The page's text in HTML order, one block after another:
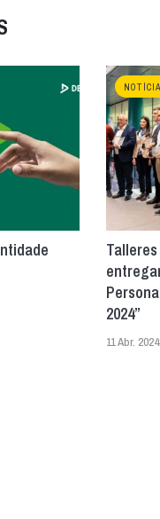
2024”
11 Abr.